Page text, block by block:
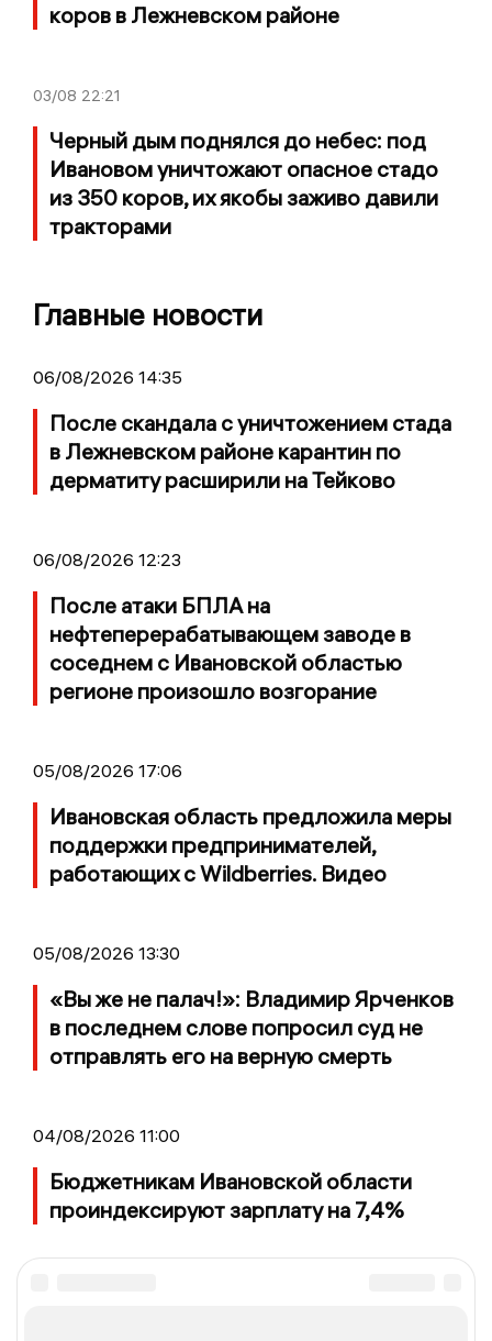
коров в Лежневском районе
03/08 22:21
Черный дым поднялся до небес: под
Ивановом уничтожают опасное стадо
из 350 коров, их якобы заживо давили
тракторами
Главные новости
06/08/2026 14:35
После скандала с уничтожением стада
в Лежневском районе карантин по
дерматиту расширили на Тейково
06/08/2026 12:23
После атаки БПЛА на
нефтеперерабатывающем заводе в
соседнем с Ивановской областью
регионе произошло возгорание
05/08/2026 17:06
Ивановская область предложила меры
поддержки предпринимателей,
работающих с Wildberries. Видео
05/08/2026 13:30
«Вы же не палач!»: Владимир Ярченков
в последнем слове попросил суд не
отправлять его на верную смерть
04/08/2026 11:00
Бюджетникам Ивановской области
проиндексируют зарплату на 7,4%